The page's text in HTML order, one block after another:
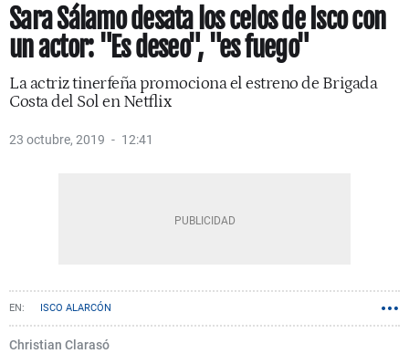
Sara Sálamo desata los celos de Isco con
un actor: "Es deseo", "es fuego"
La actriz tinerfeña promociona el estreno de Brigada
Costa del Sol en Netflix
23 octubre, 2019 12:41
ISCO ALARCÓN
Christian Clarasó